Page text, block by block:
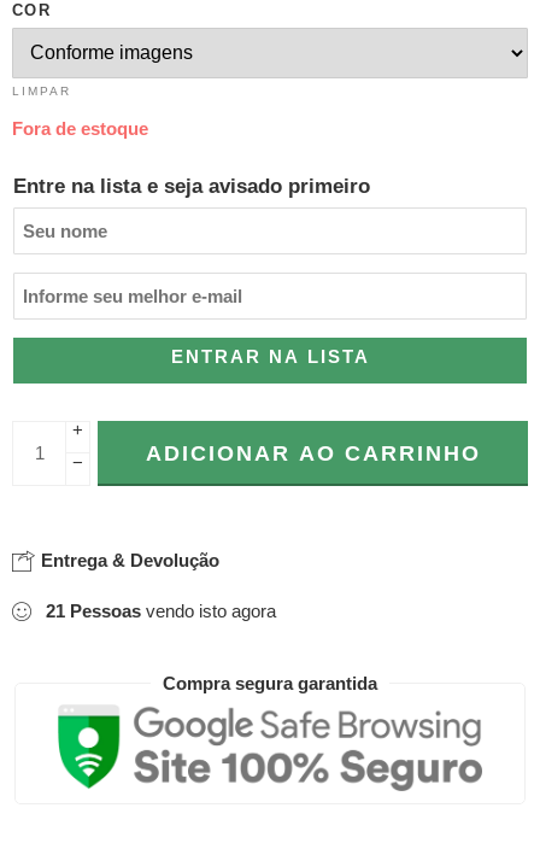
COR
LIMPAR
Fora de estoque
Entre na lista e seja avisado primeiro
ENTRAR NA LISTA
+
−
ADICIONAR AO CARRINHO
Entrega & Devolução
21 Pessoas vendo isto agora
Compra segura garantida